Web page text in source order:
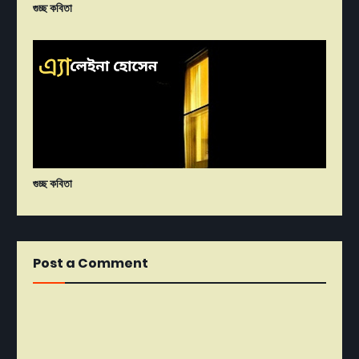
গুচ্ছ কবিতা
গুচ্ছ কবিতা
Post a Comment